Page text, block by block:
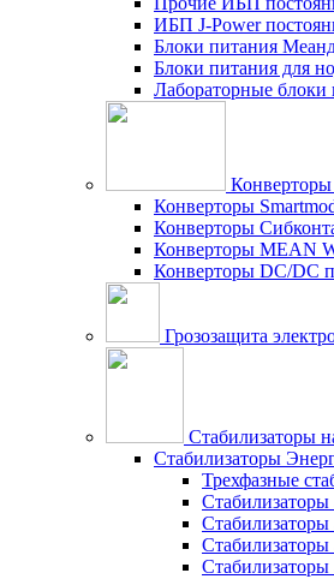
ИБП J-Power
Блоки питания
Блоки питания для
Лабораторные блоки
Конверторы
Конверторы
Конверторы MEAN
Конверторы DC/DC
Грозозащита
Стабилизаторы
Стабилизаторы
Трехфазные